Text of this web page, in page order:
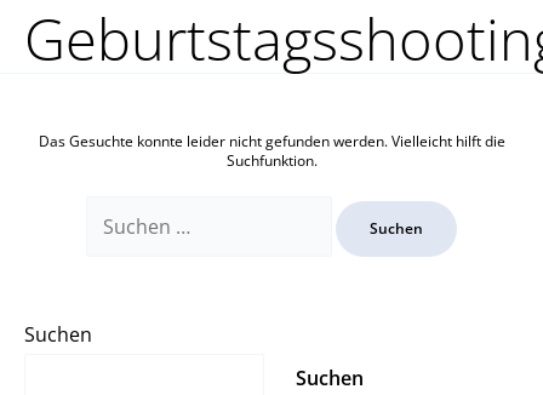
Inhalt
springen
Das Gesuchte konnte leider nicht gefunden werden. Vielleicht hilft die
Suchfunktion.
nach:
Suchen
Suchen